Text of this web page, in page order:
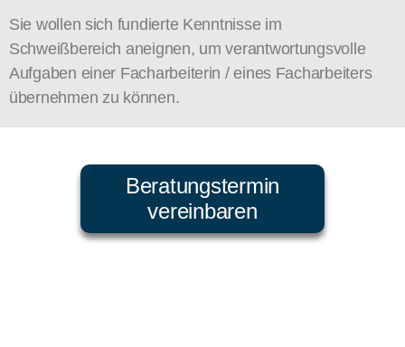
Sie wollen sich fundierte Kenntnisse im
Schweißbereich aneignen, um verantwortungsvolle
Aufgaben einer Facharbeiterin / eines Facharbeiters
übernehmen zu können.
Beratungstermin
vereinbaren